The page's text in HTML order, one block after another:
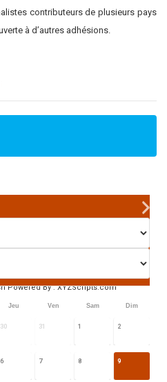
contributeurs de plusieurs pays
à d’autres adhésions.
Jeu Ven Sam Dim
30 31 1 2
6 7 8 9
Powered By :XYZScripts.com